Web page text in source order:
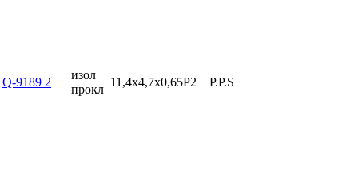
Q-9189 2
изол
прокл
11,4x4,7x0,65P2 P.P.S